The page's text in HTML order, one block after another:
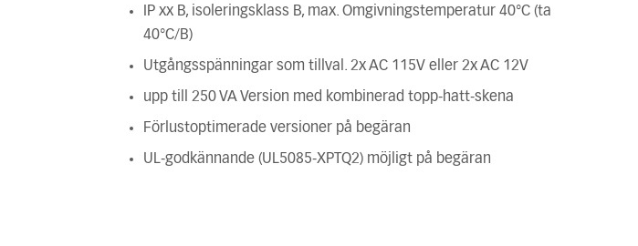
IP xx B, isoleringsklass B, max. Omgivningstemperatur 40°C (ta
40°C/B)
Utgångsspänningar som tillval. 2x AC 115V eller 2x AC 12V
upp till 250 VA Version med kombinerad topp-hatt-skena
Förlustoptimerade versioner på begäran
UL-godkännande (UL5085-XPTQ2) möjligt på begäran